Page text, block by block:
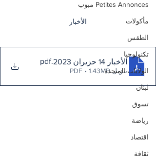
Petites Annonces مبوب
مأكولات
الطقس
تكنولوجيا
الولايات المتحدة
لبنان
تسوق
رياضة
اقتصاد
ثقافة
الأخبار
الأخبار 14 حزيران 2023 .pdf
تنزيل PDF • 1.43MB